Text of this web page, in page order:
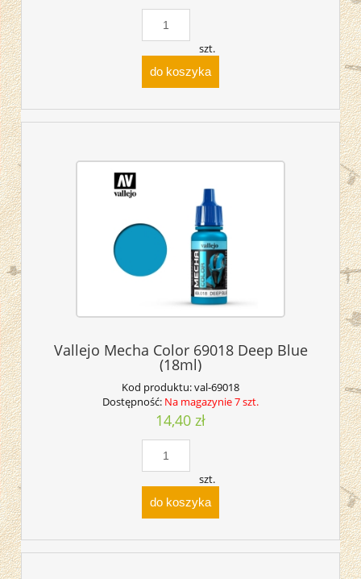
szt.
do koszyka
Vallejo Mecha Color 69018 Deep Blue
(18ml)
Kod produktu:val-69018
Dostępność: Na magazynie 7 szt.
14,40 zł
szt.
do koszyka